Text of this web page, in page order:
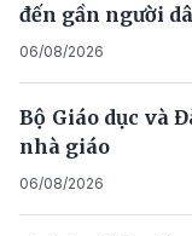
đến gần người
06/08/2026
Bộ Giáo dục và
nhà giáo
06/08/2026